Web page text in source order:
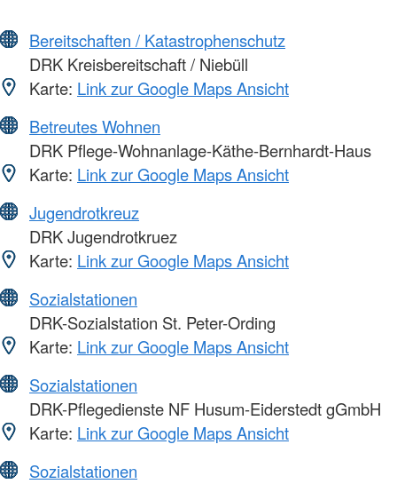
Bereitschaften / Katastrophenschutz
DRK Kreisbereitschaft / Niebüll
Karte: Link zur Google Maps Ansicht
Betreutes Wohnen
DRK Pflege-Wohnanlage-Käthe-Bernhardt-Haus
Karte: Link zur Google Maps Ansicht
Jugendrotkreuz
DRK Jugendrotkruez
Karte: Link zur Google Maps Ansicht
Sozialstationen
DRK-Sozialstation St. Peter-Ording
Karte: Link zur Google Maps Ansicht
Sozialstationen
DRK-Pflegedienste NF Husum-Eiderstedt gGmbH
Karte: Link zur Google Maps Ansicht
Sozialstationen